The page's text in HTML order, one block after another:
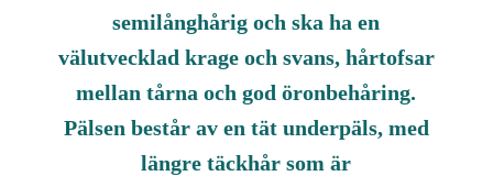
semilånghårig och ska ha en
välutvecklad krage och svans, hårtofsar
mellan tårna och god öronbehåring.
Pälsen består av en tät underpäls, med
längre täckhår som är